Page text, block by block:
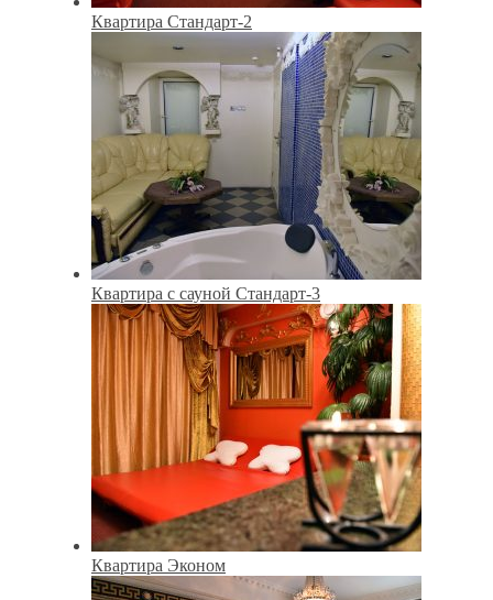
Квартира Стандарт-2
Квартира с сауной Стандарт-3
Квартира Эконом